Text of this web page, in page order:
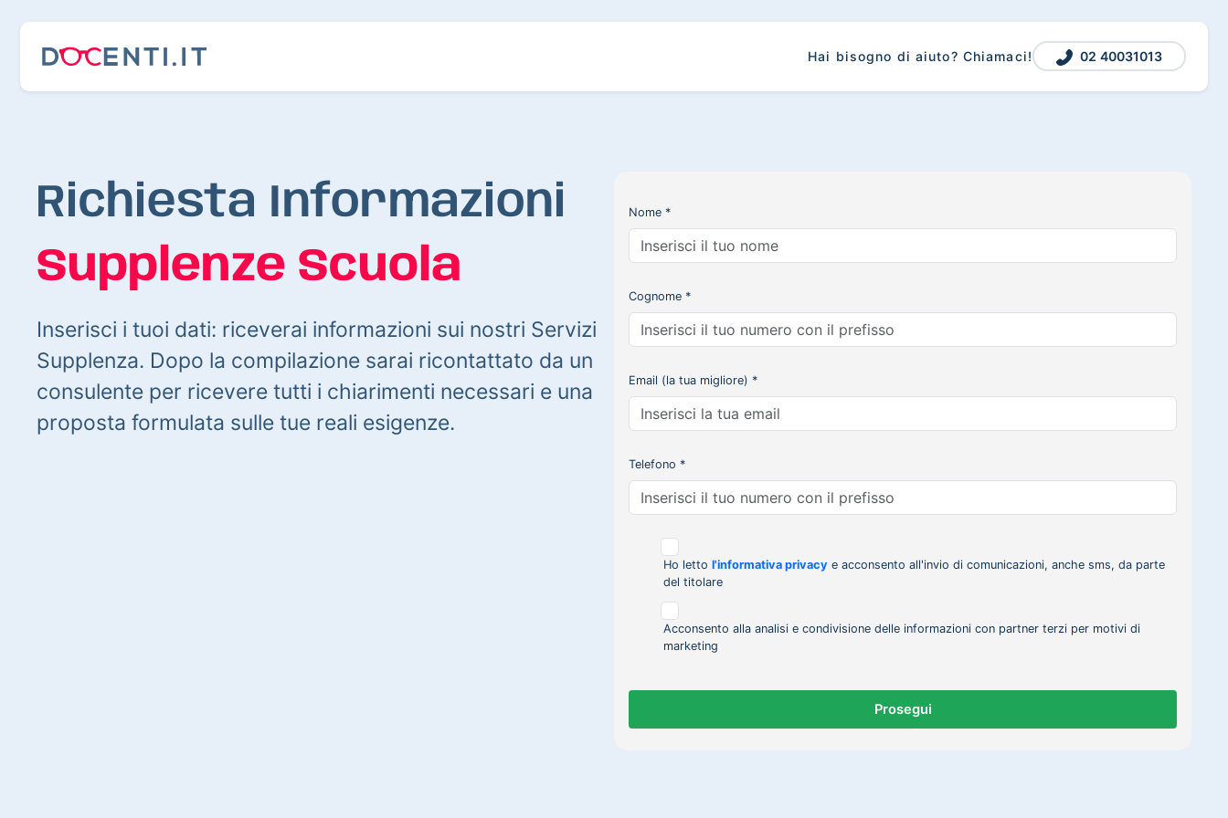
Hai bisogno di aiuto? Chiamaci! 02 40031013
Richiesta Informazioni
Supplenze Scuola
Inserisci i tuoi dati: riceverai informazioni sui nostri Servizi
Supplenza. Dopo la compilazione sarai ricontattato da un
consulente per ricevere tutti i chiarimenti necessari e una
proposta formulata sulle tue reali esigenze.
Nome *
Cognome *
Email (la tua migliore) *
Telefono *
Ho letto l'informativa privacy e acconsento all'invio di comunicazioni, anche sms, da parte
del titolare
Acconsento alla analisi e condivisione delle informazioni con partner terzi per motivi di
marketing